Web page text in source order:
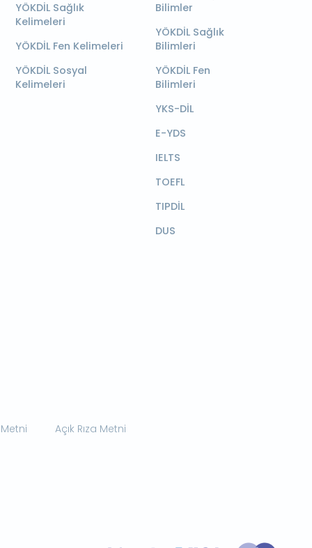
YÖKDİL Sağlık
Kelimeleri
YÖKDİL Fen Kelimeleri
YÖKDİL Sosyal
Kelimeleri
Bilimler
YÖKDİL Sağlık
Bilimleri
YÖKDİL Fen
Bilimleri
YKS-DİL
E-YDS
IELTS
TOEFL
TIPDİL
DUS
Açık Rıza Metni